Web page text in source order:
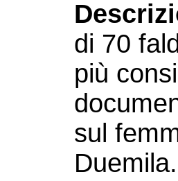
di 70
più
sul